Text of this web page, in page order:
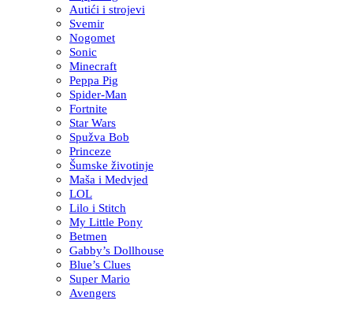
Autići i strojevi
Svemir
Nogomet
Sonic
Minecraft
Peppa Pig
Spider-Man
Fortnite
Star Wars
Spužva Bob
Princeze
Šumske životinje
Maša i Medvjed
LOL
Lilo i Stitch
My Little Pony
Betmen
Gabby’s Dollhouse
Blue’s Clues
Super Mario
Avengers